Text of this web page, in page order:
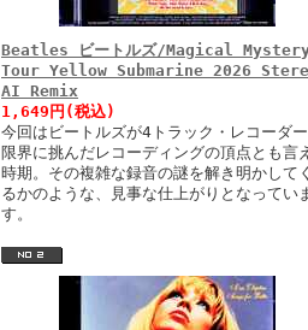
Beatles ビートルズ/Magical
Tour Yellow Submarine 2026
AI Remix
1,649円(税込)
今回はビートルズが4トラック・レコーダ
限界に挑んだレコーディングの頂点とも言
時期。その複雑な録音の謎を解き明かして
るかのような、見事な仕上がりとなってい
す。